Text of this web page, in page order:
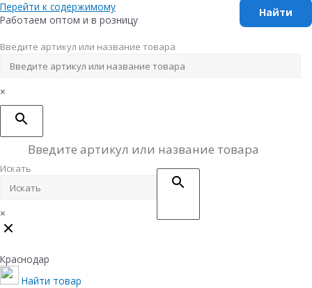
Перейти к содержимому
Работаем оптом и в розницу
Введите артикул или название товара
×
Искать
×
Краснодар
Найти товар